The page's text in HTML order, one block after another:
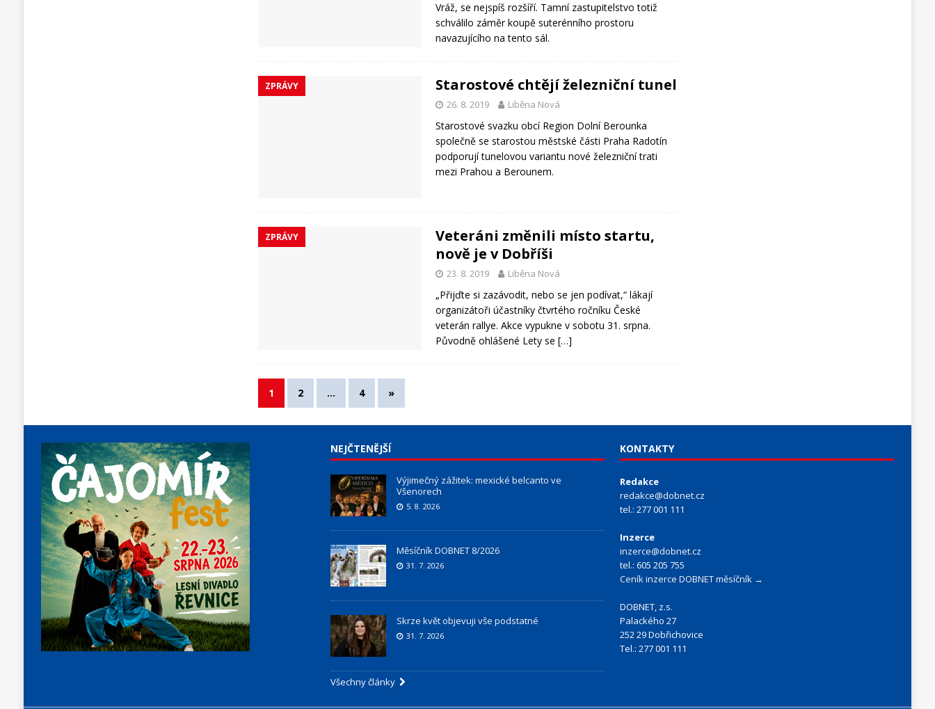
Vráž, se nejspíš rozšíří. Tamní zastupitelstvo totiž
schválilo záměr koupě suterénního prostoru
navazujícího na tento sál.
ZPRÁVY Starostové chtějí železniční tunel
26. 8. 2019 Liběna Nová
Starostové svazku obcí Region Dolní Berounka
společně se starostou městské části Praha Radotín
podporují tunelovou variantu nové železniční trati
mezi Prahou a Berounem.
ZPRÁVY
Veteráni změnili místo startu,
nově je v Dobříši
23. 8. 2019 Liběna Nová
„Přijďte si zazávodit, nebo se jen podívat,“ lákají
organizátoři účastníky čtvrtého ročníku České
veterán rallye. Akce vypukne v sobotu 31. srpna.
Původně ohlášené Lety se[…]
1 2 … 4 »
NEJČTENĚJŠÍ
Výjimečný zážitek: mexické belcanto ve
Všenorech
5. 8. 2026
Měsíčník DOBNET 8/2026
31. 7. 2026
Skrze květ objevuji vše podstatné
31. 7. 2026
Všechny články
KONTAKTY
Redakce
redakce@dobnet.cz
tel.: 277 001 111
Inzerce
inzerce@dobnet.cz
tel.: 605 205 755
Ceník inzerce DOBNET měsíčník →
DOBNET, z.s.
Palackého 27
252 29 Dobřichovice
Tel.: 277 001 111